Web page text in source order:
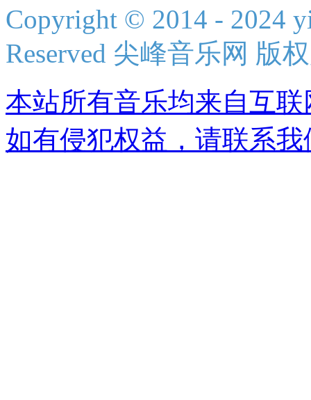
Copyright © 2014 - 2024
Reserved 尖峰音乐网 版
本站所有音乐均来自互
如有侵犯权益，请联系